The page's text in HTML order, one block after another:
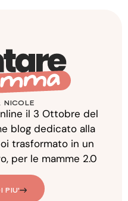
NICOLE
il 3 Ottobre del
blog dedicato alla
trasformato in un
per le mamme 2.0
PIU'